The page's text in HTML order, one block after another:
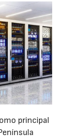
principal